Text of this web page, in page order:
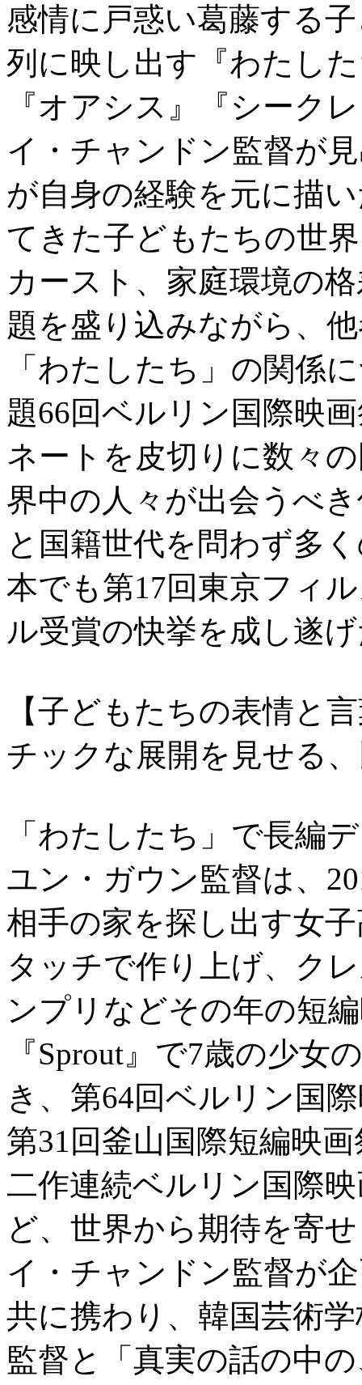
感情に戸惑い葛藤する
列に映し出す『わたし
『オアシス』『シーク
イ・チャンドン監督が
が自身の経験を元に描
てきた子どもたちの世
カースト、家庭環境の
題を盛り込みながら、
「わたしたち」の関係
題66回ベルリン国際映
ネートを皮切りに数々
界中の人々が出会うべ
と国籍世代を問わず多
本でも第17回東京フィ
ル受賞の快挙を成し遂
【子どもたちの表情と
チックな展開を見せる
「わたしたち」で長編
ユン・ガウン監督は、
相手の家を探し出す女
タッチで作り上げ、ク
ンプリなどその年の短
『Sprout』で7歳の少女
き、第64回ベルリン国
第31回釜山国際短編映
二作連続ベルリン国際
ど、世界から期待を寄
イ・チャンドン監督が
共に携わり、韓国芸術
監督と「真実の話の中